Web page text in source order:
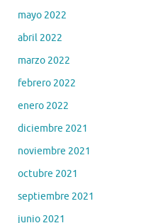
mayo 2022
abril 2022
marzo 2022
febrero 2022
enero 2022
diciembre 2021
noviembre 2021
octubre 2021
septiembre 2021
junio 2021